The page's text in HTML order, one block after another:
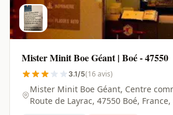
Mister Minit Boe Géant | Boé - 47550
3.1/5(16 avis)
Mister Minit Boe Géant, Centre
Route de Layrac, 47550 Boé,